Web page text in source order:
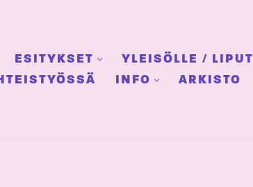
ESITYKSET
YLEISÖLLE / LIPUT
INFO ARKISTO